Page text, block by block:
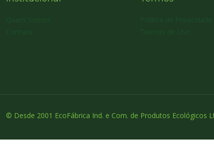
© Desde 2001 EcoFábrica Ind. e Com. de Produtos Ecológicos